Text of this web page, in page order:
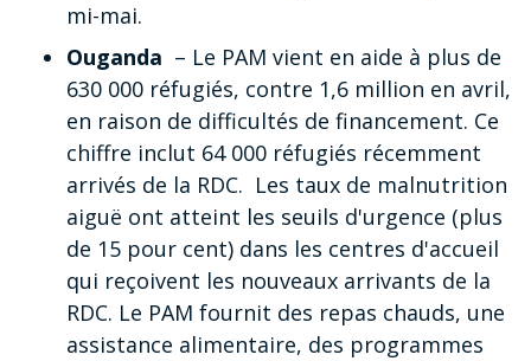
mi-mai.
Ouganda – Le PAM vient en aide à plus de
630 000 réfugiés, contre 1,6 million en avril,
en raison de difficultés de financement. Ce
chiffre inclut 64 000 réfugiés récemment
arrivés de la RDC. Les taux de malnutrition
aiguë ont atteint les seuils d'urgence (plus
de 15 pour cent) dans les centres d'accueil
qui reçoivent les nouveaux arrivants de la
RDC. Le PAM fournit des repas chauds, une
assistance alimentaire, des programmes